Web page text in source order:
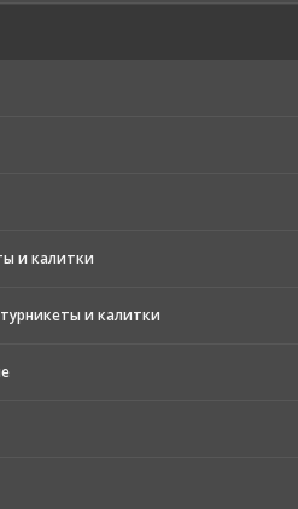
и калитки
и калитки